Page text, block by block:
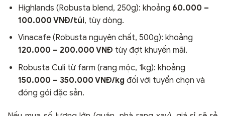
Highlands (Robusta blend, 250g): khoảng 60.000 –
100.000 VNĐ/túi, tùy dòng.
Vinacafe (Robusta nguyên chất, 500g): khoảng
120.000 – 200.000 VNĐ tùy đợt khuyến mãi.
Robusta Culi từ farm (rang mộc, 1kg): khoảng
150.000 – 350.000 VNĐ/kg đối với tuyển chọn và
đóng gói đặc sản.